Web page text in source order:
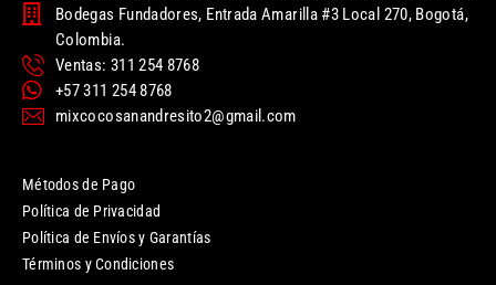
Bodegas Fundadores, Entrada Amarilla #3 Local 270, Bogotá,
Colombia.
Ventas: 311 254 8768
+57 311 254 8768
mixcocosanandresito2@gmail.com
Métodos de Pago
Política de Privacidad
Política de Envíos y Garantías
Términos y Condiciones